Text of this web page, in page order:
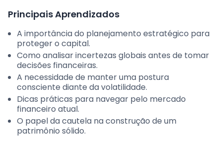
Principais Aprendizados
A importância do planejamento estratégico para
proteger o capital.
Como analisar incertezas globais antes de tomar
decisões financeiras.
A necessidade de manter uma postura
consciente diante da volatilidade.
Dicas práticas para navegar pelo mercado
financeiro atual.
O papel da cautela na construção de um
patrimônio sólido.